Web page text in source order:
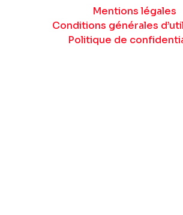
Mentions légales
Conditions générales
Politique de